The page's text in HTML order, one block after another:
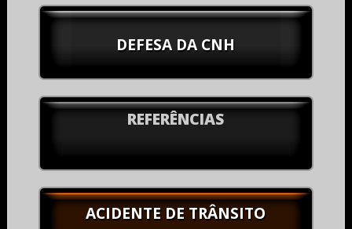
DEFESA DA CNH
REFERÊNCIAS
ACIDENTE DE TRÂNSITO